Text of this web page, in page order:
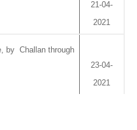
21-04-
2021
by Challan through
23-04-
2021